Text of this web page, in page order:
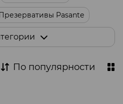
Pasante
Sagami
По популярности